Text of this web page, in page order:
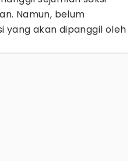
Namun, belum
yang akan dipanggil oleh